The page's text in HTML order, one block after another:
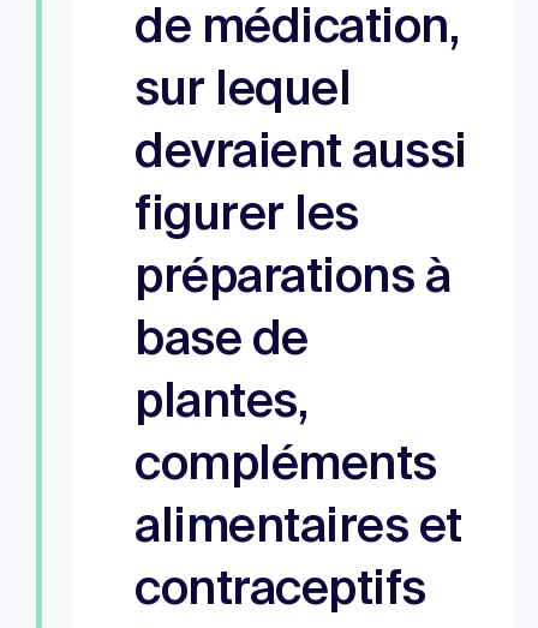
de médication,
sur lequel
devraient aussi
figurer les
préparations à
base de
plantes,
compléments
alimentaires et
contraceptifs